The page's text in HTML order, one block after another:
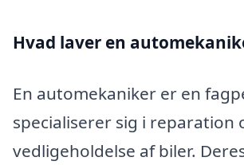
Hvad laver en
En automekaniker er en
specialiserer sig i reparation
vedligeholdelse af biler.